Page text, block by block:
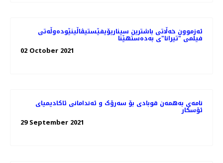
ئەزموون خەڵاتی باشترین سیناریۆیفێستیڤاڵینێوده‌وڵه‌تی
فیلمی "تیرانا"ی به‌ده‌ستهێنا
02 October 2021
نامه‌ی به‌همه‌ن قوبادی بۆ سه‌رۆک و ئه‌ندامانی ئاکادیمیای
ئۆسکار
29 September 2021